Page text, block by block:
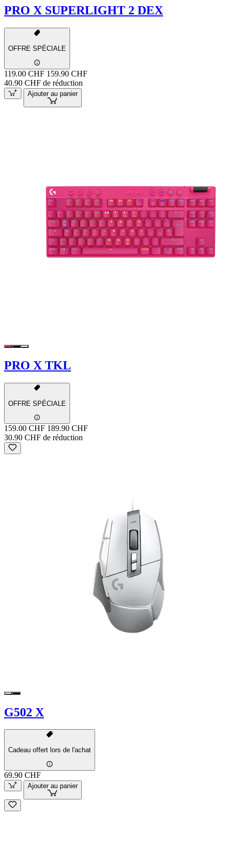
PRO X SUPERLIGHT 2 DEX
OFFRE SPÉCIALE
119.00 CHF 159.90 CHF
40.90 CHF de réduction
Ajouter au panier
PRO X TKL
OFFRE SPÉCIALE
159.00 CHF 189.90 CHF
30.90 CHF de réduction
G502 X
Cadeau offert lors de l'achat
69.90 CHF
Ajouter au panier